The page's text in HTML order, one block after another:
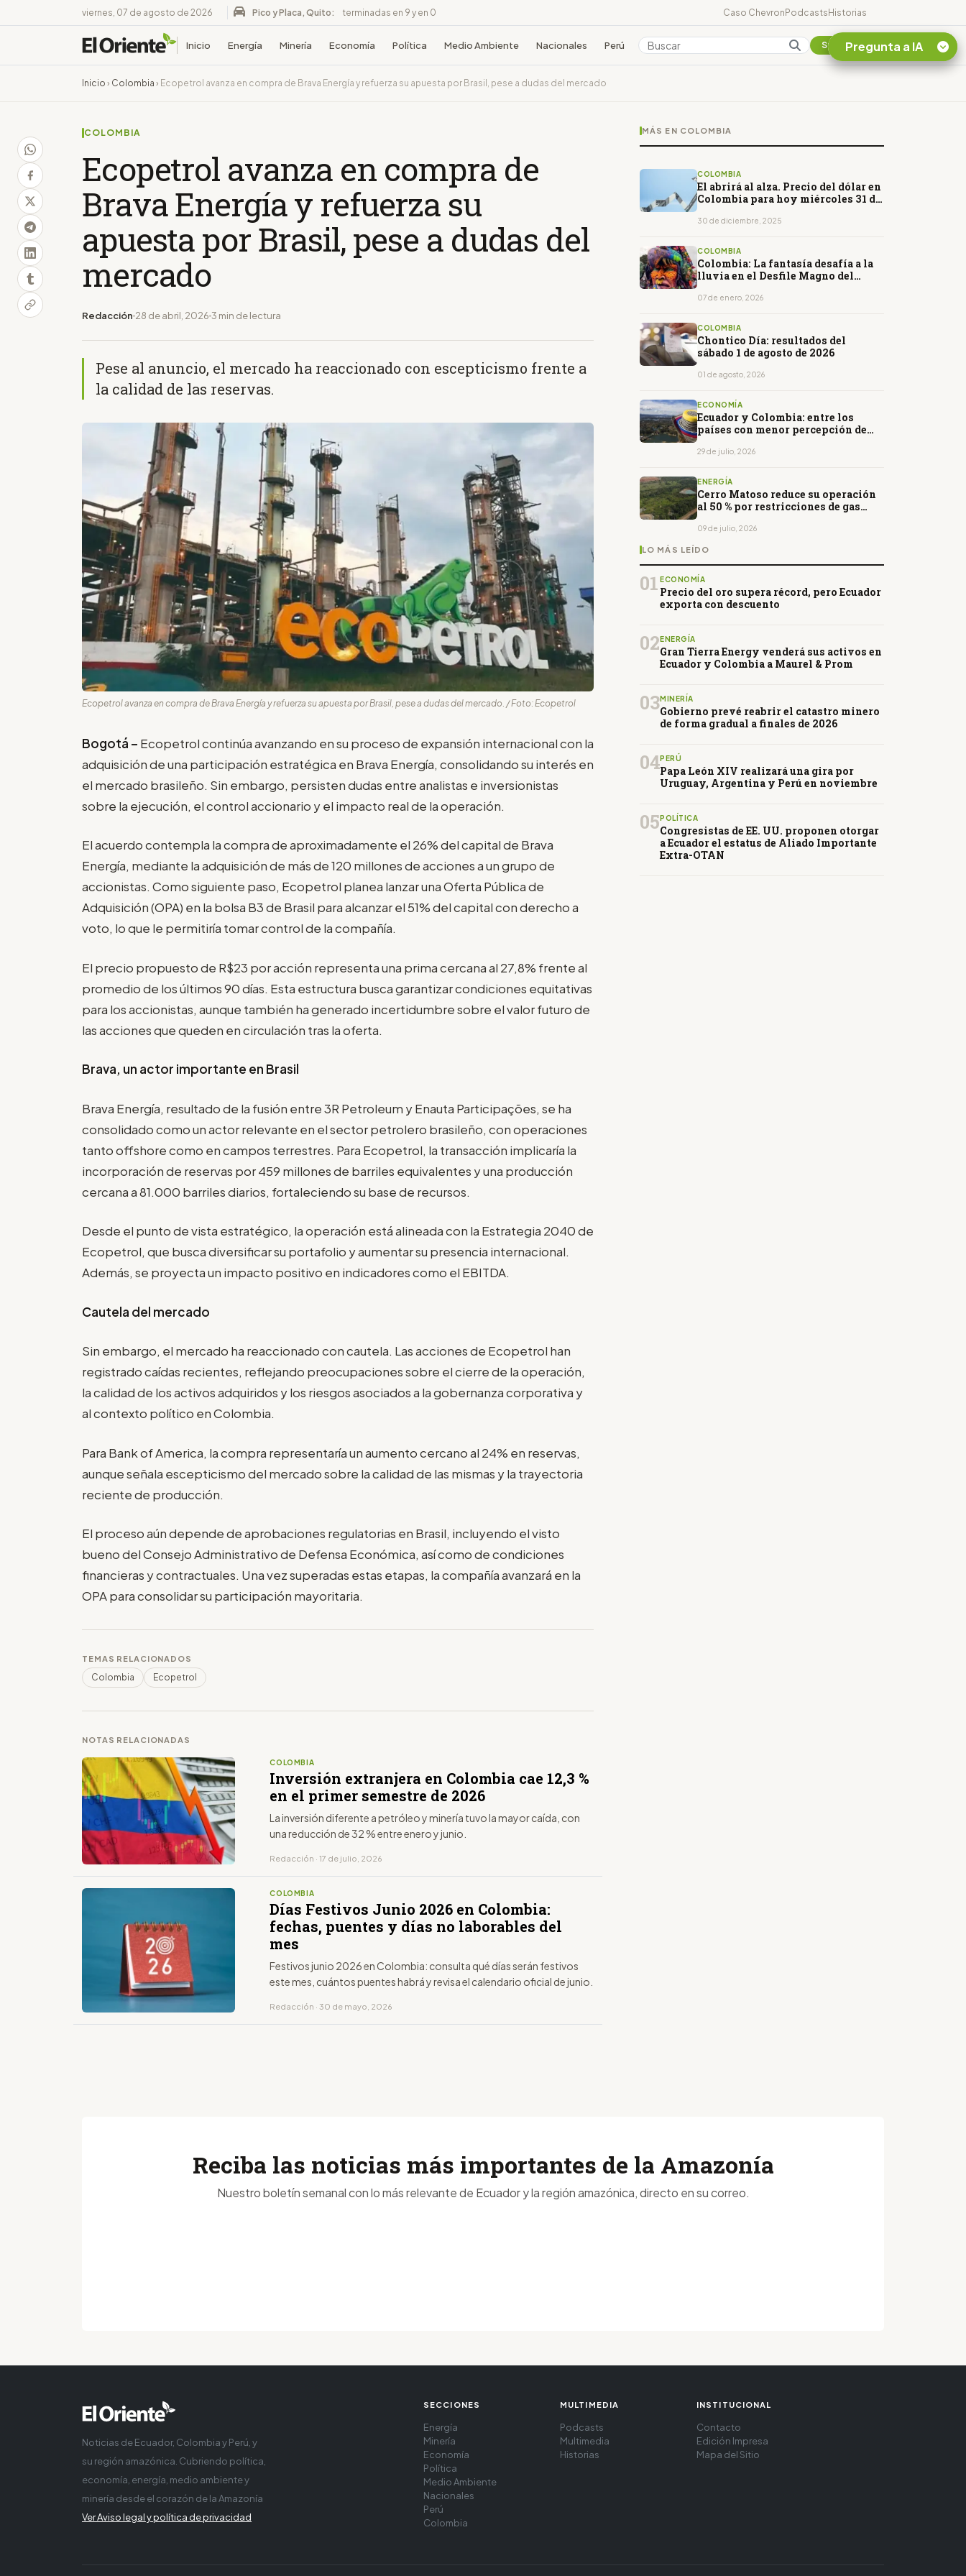
viernes, 07 de agosto de 2026 Pico y Placa, Quito: terminadas en 9 y en 0 Caso ChevronPodcastsHistorias
Inicio Energía Minería Economía Política Medio Ambiente Nacionales Perú Colombia Suscribirse
Inicio › Colombia › Ecopetrol avanza en compra de Brava Energía y refuerza su apuesta por Brasil, pese a dudas del mercado
COLOMBIA
Ecopetrol avanza en compra de
Brava Energía y refuerza su
apuesta por Brasil, pese a dudas del
mercado
Redacción 28 de abril, 2026 3 min de lectura
Pese al anuncio, el mercado ha reaccionado con escepticismo frente a
la calidad de las reservas.
Ecopetrol avanza en compra de Brava Energía y refuerza su apuesta por Brasil, pese a dudas del mercado. / Foto: Ecopetrol
Bogotá – Ecopetrol continúa avanzando en su proceso de expansión internacional con la
adquisición de una participación estratégica en Brava Energía, consolidando su interés en
el mercado brasileño. Sin embargo, persisten dudas entre analistas e inversionistas
sobre la ejecución, el control accionario y el impacto real de la operación.
El acuerdo contempla la compra de aproximadamente el 26% del capital de Brava
Energía, mediante la adquisición de más de 120 millones de acciones a un grupo de
accionistas. Como siguiente paso, Ecopetrol planea lanzar una Oferta Pública de
Adquisición (OPA) en la bolsa B3 de Brasil para alcanzar el 51% del capital con derecho a
voto, lo que le permitiría tomar control de la compañía.
El precio propuesto de R$23 por acción representa una prima cercana al 27,8% frente al
promedio de los últimos 90 días. Esta estructura busca garantizar condiciones equitativas
para los accionistas, aunque también ha generado incertidumbre sobre el valor futuro de
las acciones que queden en circulación tras la oferta.
Brava, un actor importante en Brasil
Brava Energía, resultado de la fusión entre 3R Petroleum y Enauta Participações, se ha
consolidado como un actor relevante en el sector petrolero brasileño, con operaciones
tanto offshore como en campos terrestres. Para Ecopetrol, la transacción implicaría la
incorporación de reservas por 459 millones de barriles equivalentes y una producción
cercana a 81.000 barriles diarios, fortaleciendo su base de recursos.
Desde el punto de vista estratégico, la operación está alineada con la Estrategia 2040 de
Ecopetrol, que busca diversificar su portafolio y aumentar su presencia internacional.
Además, se proyecta un impacto positivo en indicadores como el EBITDA.
Cautela del mercado
Sin embargo, el mercado ha reaccionado con cautela. Las acciones de Ecopetrol han
registrado caídas recientes, reflejando preocupaciones sobre el cierre de la operación,
la calidad de los activos adquiridos y los riesgos asociados a la gobernanza corporativa y
al contexto político en Colombia.
Para Bank of America, la compra representaría un aumento cercano al 24% en reservas,
aunque señala escepticismo del mercado sobre la calidad de las mismas y la trayectoria
reciente de producción.
El proceso aún depende de aprobaciones regulatorias en Brasil, incluyendo el visto
bueno del Consejo Administrativo de Defensa Económica, así como de condiciones
financieras y contractuales. Una vez superadas estas etapas, la compañía avanzará en la
OPA para consolidar su participación mayoritaria.
TEMAS RELACIONADOS
Colombia Ecopetrol
NOTAS RELACIONADAS
COLOMBIA
Inversión extranjera en Colombia cae 12,3 %
en el primer semestre de 2026
La inversión diferente a petróleo y minería tuvo la mayor caída, con
una reducción de 32 % entre enero y junio.
Redacción · 17 de julio, 2026
COLOMBIA
Días Festivos Junio 2026 en Colombia:
fechas, puentes y días no laborables del
mes
Festivos junio 2026 en Colombia: consulta qué días serán festivos
este mes, cuántos puentes habrá y revisa el calendario oficial de junio.
Redacción · 30 de mayo, 2026
MÁS EN COLOMBIA
COLOMBIA
El abrirá al alza. Precio del dólar en
Colombia para hoy miércoles 31 de
30 de diciembre, 2025
COLOMBIA
Colombia: La fantasía desafía a la
lluvia en el Desfile Magno del
07 de enero, 2026
COLOMBIA
Chontico Día: resultados del
sábado 1 de agosto de 2026
01 de agosto, 2026
ECONOMÍA
Ecuador y Colombia: entre los
países con menor percepción de
29 de julio, 2026
ENERGÍA
Cerro Matoso reduce su operación
al 50 % por restricciones de gas
09 de julio, 2026
LO MÁS LEÍDO
01 ECONOMÍA
Precio del oro supera récord, pero Ecuador
exporta con descuento
02 ENERGÍA
Gran Tierra Energy venderá sus activos en
Ecuador y Colombia a Maurel & Prom
03MINERÍA
Gobierno prevé reabrir el catastro minero
de forma gradual a finales de 2026
04PERÚ
Papa León XIV realizará una gira por
Uruguay, Argentina y Perú en noviembre
05 POLÍTICA
Congresistas de EE. UU. proponen otorgar
a Ecuador el estatus de Aliado Importante
Extra-OTAN
Pregunta a IA
¿En que consiste la
Reciba las noticias más importantes de la Amazonía
Nuestro boletín semanal con lo más relevante de Ecuador y la región amazónica, directo en su correo.
Noticias de Ecuador, Colombia y Perú, y
su región amazónica. Cubriendo política,
economía, energía, medio ambiente y
minería desde el corazón de la Amazonía
Ver Aviso legal y política de privacidad
SECCIONES
Energía
Minería
Economía
Política
Medio Ambiente
Nacionales
Perú
Colombia
MULTIMEDIA
Podcasts
Multimedia
Historias
INSTITUCIONAL
Contacto
Edición Impresa
Mapa del Sitio